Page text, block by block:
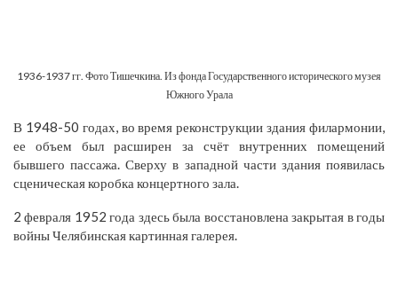
1936-1937 гг. Фото Тишечкина. Из фонда Государственного исторического музея
Южного Урала
В 1948-50 годах, во время реконструкции здания филармонии,
ее объем был расширен за счёт внутренних помещений
бывшего пассажа. Сверху в западной части здания появилась
сценическая коробка концертного зала.
2 февраля 1952 года здесь была восстановлена закрытая в годы
войны Челябинская картинная галерея.